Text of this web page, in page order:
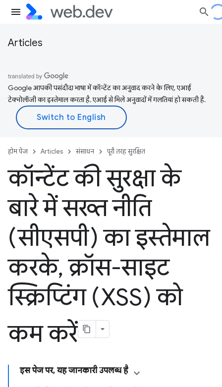
Articles
Google आपकी पसंदीदा भाषा में कॉन्टेंट का अनुवाद करने के लिए, एआई
टेक्नोलॉजी का इस्तेमाल करता है. एआई से मिले अनुवादों में गलतियां हो सकती हैं.
होम पेज Articles संसाधन पूरी तरह सुरक्षित
कॉन्टेंट की सुरक्षा के
बारे में सख्त नीति
(सीएसपी) का इस्तेमाल
करके,क्रॉस-साइट
स्क्रिप्टिंग (XSS) को
कम करें
इस पेज पर, यह जानकारी उपलब्ध है